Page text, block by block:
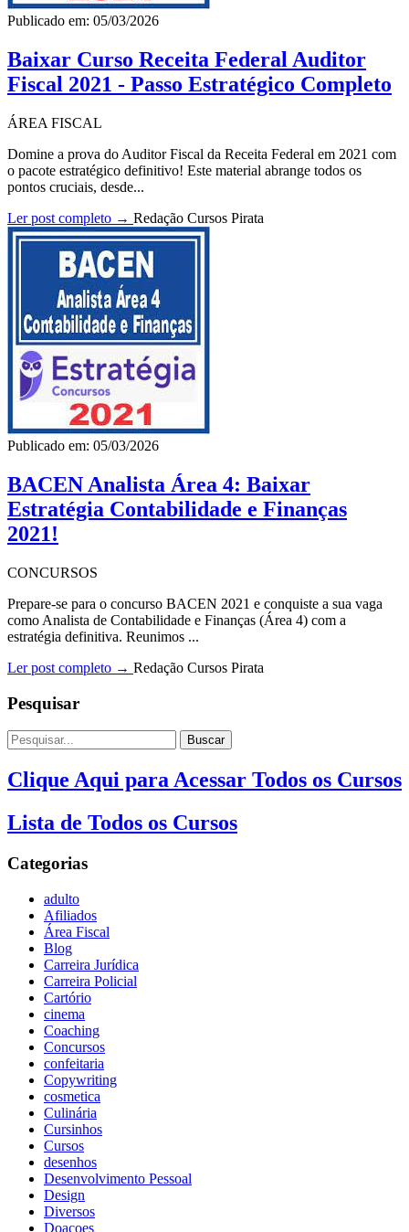
Publicado em: 05/03/2026
Baixar Curso Receita Federal Auditor
Fiscal 2021 - Passo Estratégico Completo
ÁREA FISCAL
Domine a prova do Auditor Fiscal da Receita Federal em 2021 com
o pacote estratégico definitivo! Este material abrange todos os
pontos cruciais, desde...
Ler post completo → Redação Cursos Pirata
Publicado em: 05/03/2026
BACEN Analista Área 4: Baixar
Estratégia Contabilidade e Finanças
2021!
CONCURSOS
Prepare-se para o concurso BACEN 2021 e conquiste a sua vaga
como Analista de Contabilidade e Finanças (Área 4) com a
estratégia definitiva. Reunimos ...
Ler post completo → Redação Cursos Pirata
Pesquisar
Buscar
Clique Aqui para Acessar Todos os Cursos
Lista de Todos os Cursos
Categorias
adulto
Afiliados
Área Fiscal
Blog
Carreira Jurídica
Carreira Policial
Cartório
cinema
Coaching
Concursos
confeitaria
Copywriting
cosmetica
Culinária
Cursinhos
Cursos
desenhos
Desenvolvimento Pessoal
Design
Diversos
Doaçoes